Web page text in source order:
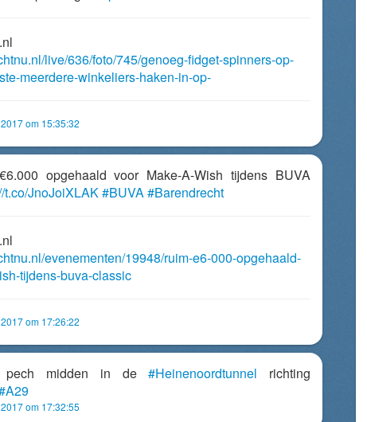
live/636/foto/745/genoeg-fidget-spinners-op-
meerdere-winkeliers-haken-in-op-
om 15:35:32
opgehaald voor Make-A-Wish tijdens BUVA
t.co/JnoJoiXLAK#BUVA#Barendrecht
evenementen/19948/ruim-e6-000-opgehaald-
tijdens-buva-classic
om 17:26:22
pech midden in de#Heinenoordtunnel richting
om 17:32:55